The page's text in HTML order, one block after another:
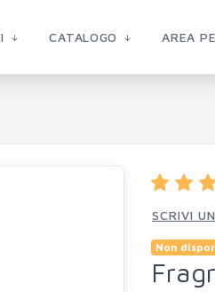
CATALOGO AREA
SCRIVI
Non